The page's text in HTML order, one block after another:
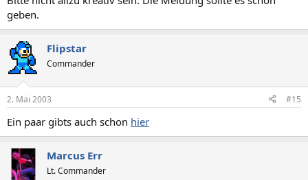
geben.
Flipstar
Commander
2. Mai 2003 #15
Ein paar gibts auch schon hier
Marcus Err
Lt. Commander